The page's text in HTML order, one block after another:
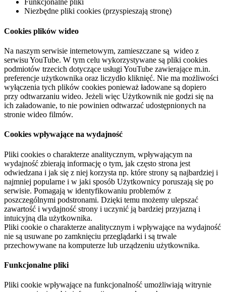
Funkcjonalne pliki
Niezbędne pliki cookies (przyspieszają stronę)
Cookies plików wideo
Na naszym serwisie internetowym, zamieszczane są wideo z
serwisu YouTube. W tym celu wykorzystywane są pliki cookies
podmiotów trzecich dotyczące usługi YouTube zawierające m.in.
preferencje użytkownika oraz liczydło kliknięć. Nie ma możliwości
wyłączenia tych plików cookies ponieważ ładowane są dopiero
przy odtwarzaniu wideo. Jeżeli więc Użytkownik nie godzi się na
ich załadowanie, to nie powinien odtwarzać udostępnionych na
stronie wideo filmów.
Cookies wpływające na wydajność
Pliki cookies o charakterze analitycznym, wpływającym na
wydajność zbierają informację o tym, jak często strona jest
odwiedzana i jak się z niej korzysta np. które strony są najbardziej i
najmniej popularne i w jaki sposób Użytkownicy poruszają się po
serwisie. Pomagają w identyfikowaniu problemów z
poszczególnymi podstronami. Dzięki temu możemy ulepszać
zawartość i wydajność strony i uczynić ją bardziej przyjazną i
intuicyjną dla użytkownika.
Pliki cookie o charakterze analitycznym i wpływające na wydajność
nie są usuwane po zamknięciu przeglądarki i są trwale
przechowywane na komputerze lub urządzeniu użytkownika.
Funkcjonalne pliki
Pliki cookie wpływające na funkcjonalność umożliwiają witrynie